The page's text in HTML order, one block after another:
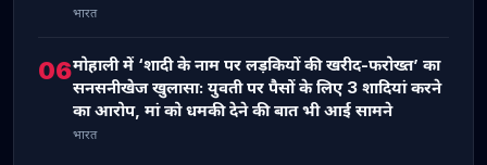
भारत
06मोहाली में ‘शादी के नाम पर लड़कियों की खरीद-फरोख्त’ का
सनसनीखेज खुलासा: युवती पर पैसों के लिए 3 शादियां करने
का आरोप, मां को धमकी देने की बात भी आई सामने
भारत